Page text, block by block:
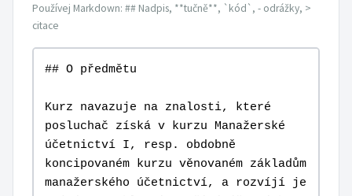
Používej Markdown: ## Nadpis, **tučně**, `kód`, - odrážky, >
citace